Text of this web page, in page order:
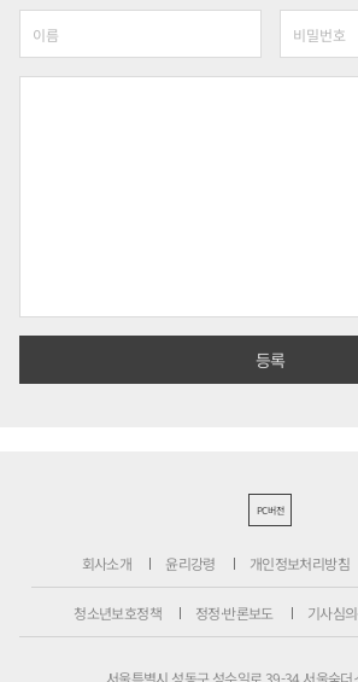
PC버전
회사소개 윤리강령 개인정보처리방침
청소년보호정책 정정·반론보도 기사심